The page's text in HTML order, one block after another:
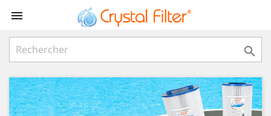


Précédent